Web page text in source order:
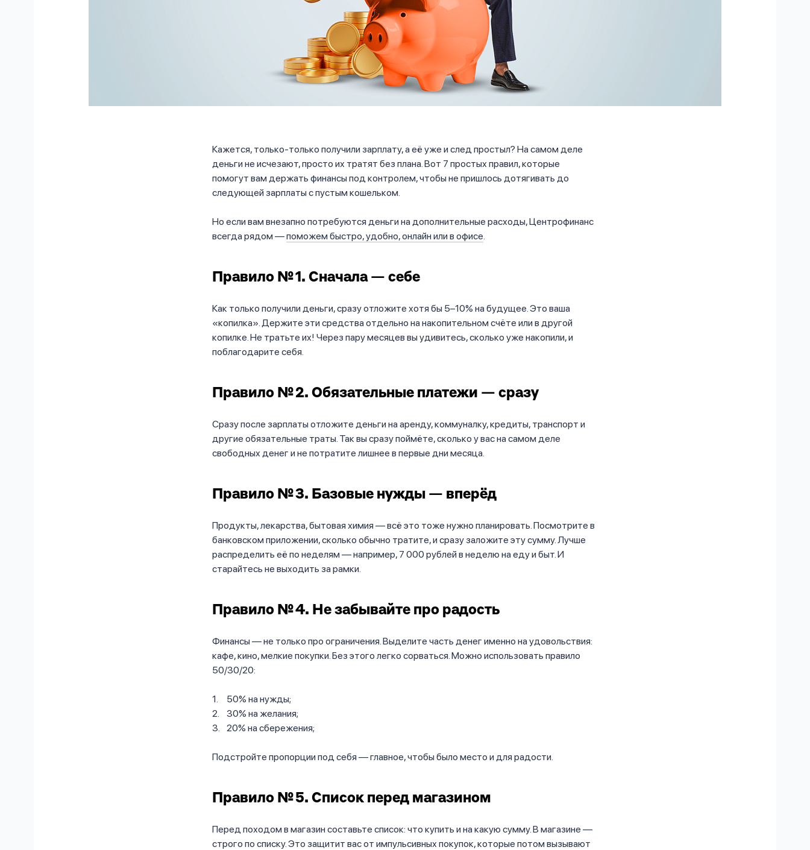
Кажется, только-только получили зарплату, а её уже и след простыл? На самом деле
деньги не исчезают, просто их тратят без плана. Вот 7 простых правил, которые
помогут вам держать финансы под контролем, чтобы не пришлось дотягивать до
следующей зарплаты с пустым кошельком.
Но если вам внезапно потребуются деньги на дополнительные расходы, Центрофинанс
всегда рядом —поможем быстро, удобно, онлайн или в офисе.
Правило № 1. Сначала — себе
Как только получили деньги, сразу отложите хотя бы 5–10% на будущее. Это ваша
«копилка». Держите эти средства отдельно на накопительном счёте или в другой
копилке. Не тратьте их! Через пару месяцев вы удивитесь, сколько уже накопили, и
поблагодарите себя.
Правило № 2. Обязательные платежи — сразу
Сразу после зарплаты отложите деньги на аренду, коммуналку, кредиты, транспорт и
другие обязательные траты. Так вы сразу поймёте, сколько у вас на самом деле
свободных денег и не потратите лишнее в первые дни месяца.
Правило № 3. Базовые нужды — вперёд
Продукты, лекарства, бытовая химия — всё это тоже нужно планировать. Посмотрите в
банковском приложении, сколько обычно тратите, и сразу заложите эту сумму. Лучше
распределить её по неделям — например, 7 000 рублей в неделю на еду и быт. И
старайтесь не выходить за рамки.
Правило № 4. Не забывайте про радость
Финансы — не только про ограничения. Выделите часть денег именно на удовольствия:
кафе, кино, мелкие покупки. Без этого легко сорваться. Можно использовать правило
50/30/20:
50% на нужды;
30% на желания;
20% на сбережения;
Подстройте пропорции под себя — главное, чтобы было место и для радости.
Правило № 5. Список перед магазином
Перед походом в магазин составьте список: что купить и на какую сумму. В магазине —
строго по списку. Это защитит вас от импульсивных покупок, которые потом вызывают